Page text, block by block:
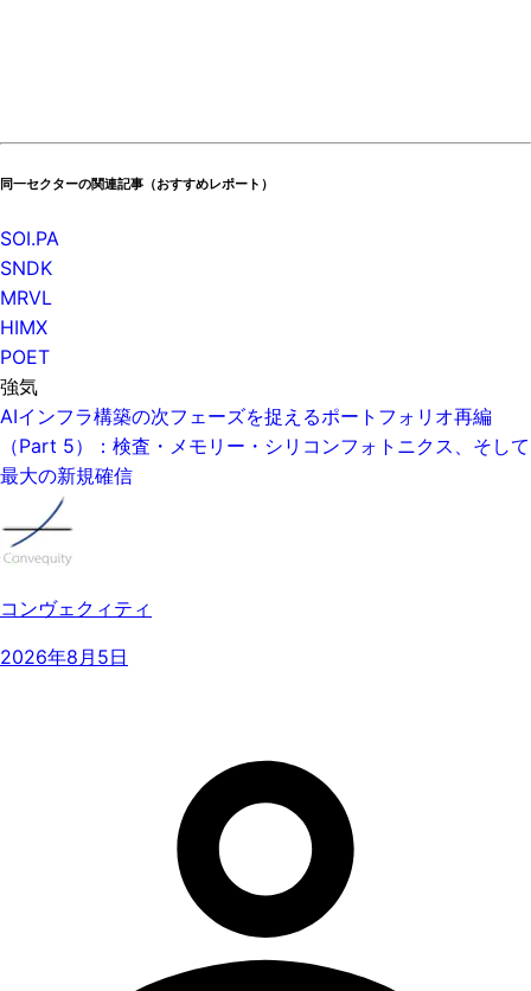
同一セクターの関連記事（おすすめレポート）
SOI.PA
SNDK
MRVL
HIMX
POET
強気
AIインフラ構築の次フェーズを捉えるポートフォリオ再編
（Part 5）：検査・メモリー・シリコンフォトニクス、そして
最大の新規確信
コンヴェクィティ
2026年8月5日